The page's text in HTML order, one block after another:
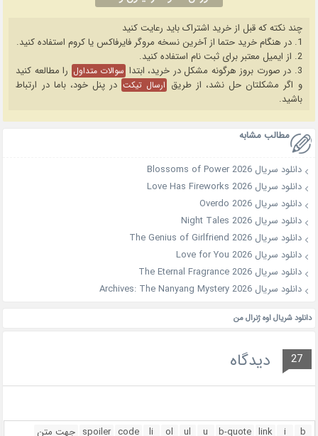
چند نکته که قبل از خرید اشتراک باید رعایت کنید
1. در هنگام خرید حتما از آخرین نسخه مروگر فایرفاکس یا کروم استفاده کنید.
2. از ایمیل معتبر برای ثبت نام استفاده کنید.
3. در صورت بروز هرگونه مشکل در خرید، ابتدا
سوالات متداول را مطالعه کنید
و اگر مشکلتان حل نشد، از طریق ارسال تیکت در پنل خود، باما در ارتباط
باشید.
مطالب مشابه
دانلود سریال Blossoms of Power 2026
دانلود سریال Love Has Fireworks 2026
دانلود سریال Overdo 2026
دانلود سریال Night Tales 2026
دانلود سریال The Genius of Girlfriend 2026
دانلود سریال Love for You 2026
دانلود سریال The Eternal Fragrance 2026
دانلود سریال Archives: The Nanyang Mystery 2026
دانلود شریال اوه ژنرال من
27 دیدگاه